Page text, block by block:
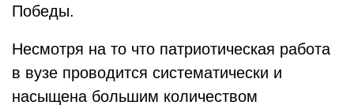
Победы.
Несмотря на то что патриотическая работа
в вузе проводится систематически и
насыщена большим количеством